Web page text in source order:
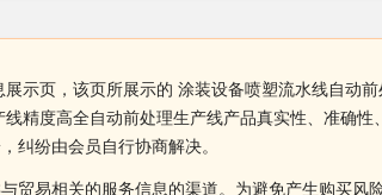
示页，该页所展示的 涂装设备喷塑流水线自动
精度高全自动前处理生产线产品真实性、准确性
纠纷由会员自行协商解决。
贸易相关的服务信息的渠道。为避免产生购买风